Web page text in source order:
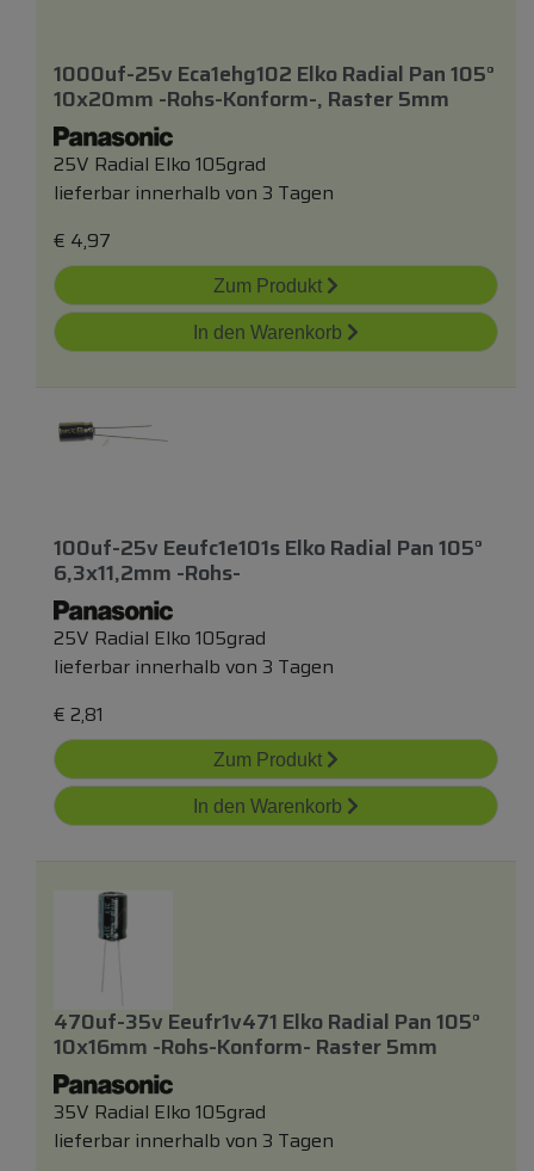
1000uf-25v Eca1ehg102 Elko Radial Pan 105°
10x20mm -rohs-Konform-, Raster 5mm
25V Radial Elko 105grad
lieferbar innerhalb von 3 Tagen
€ 4,97
Zum Produkt
In den Warenkorb
100uf-25v Eeufc1e101s Elko Radial Pan 105°
6,3x11,2mm -rohs-
25V Radial Elko 105grad
lieferbar innerhalb von 3 Tagen
€ 2,81
Zum Produkt
In den Warenkorb
470uf-35v Eeufr1v471 Elko Radial Pan 105°
10x16mm -rohs-Konform- Raster 5mm
35V Radial Elko 105grad
lieferbar innerhalb von 3 Tagen